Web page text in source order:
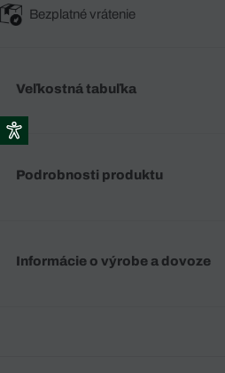
Bezplatné vrátenie
Veľkostná tabuľka
Podrobnosti produktu
Informácie o výrobe a dovoze